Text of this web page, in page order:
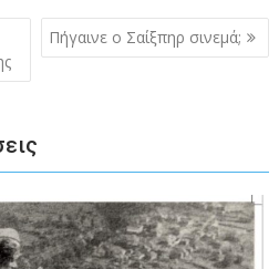
Πήγαινε ο Σαίξπηρ σινεμά;